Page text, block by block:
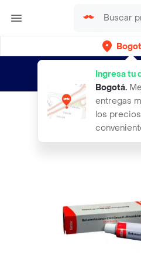
Ingresa tu
Bogotá.
entregas
los
envíos gratis por